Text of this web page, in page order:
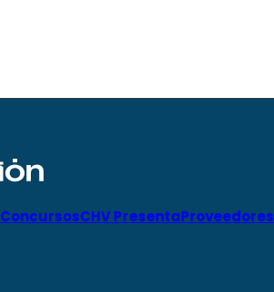
ConcursosCHV PresentaProveedores